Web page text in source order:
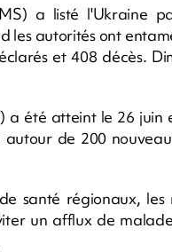
a listé l'Ukraine
les autorités ont
et 408 décès.
a été atteint le 26
de 200
santé régionaux, les
un afflux de